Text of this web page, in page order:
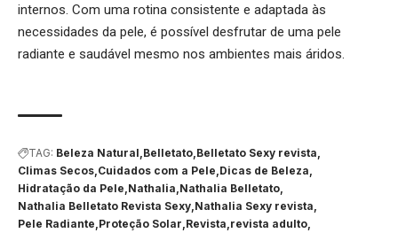
internos. Com uma rotina consistente e adaptada às
necessidades da pele, é possível desfrutar de uma pele
radiante e saudável mesmo nos ambientes mais áridos.
TAG: Beleza Natural Belletato Belletato Sexy revista
Climas Secos Cuidados com a Pele Dicas de Beleza
Hidratação da Pele Nathalia Nathalia Belletato
Nathalia Belletato Revista Sexy Nathalia Sexy revista
Pele Radiante Proteção Solar Revista revista adulto